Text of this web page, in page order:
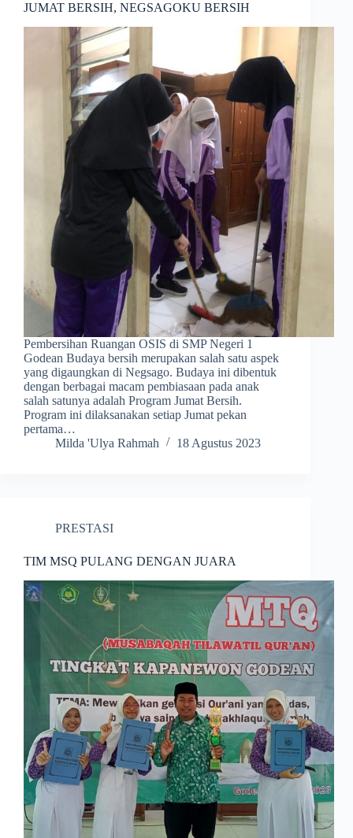
JUMAT BERSIH, NEGSAGOKU BERSIH
Pembersihan Ruangan OSIS di SMP Negeri 1
Godean Budaya bersih merupakan salah satu aspek
yang digaungkan di Negsago. Budaya ini dibentuk
dengan berbagai macam pembiasaan pada anak
salah satunya adalah Program Jumat Bersih.
Program ini dilaksanakan setiap Jumat pekan
pertama…
Milda 'Ulya Rahmah
18 Agustus 2023
PRESTASI
TIM MSQ PULANG DENGAN JUARA